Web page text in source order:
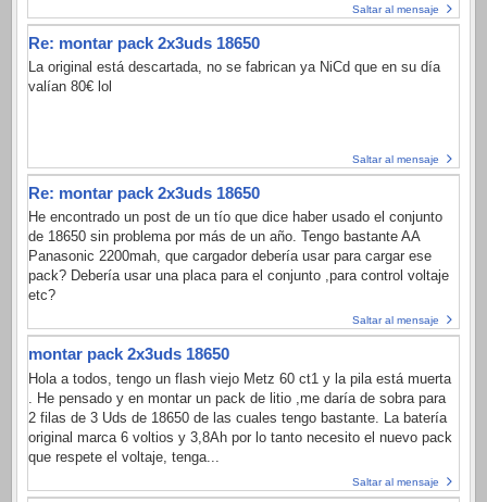
Saltar al mensaje
Re: montar pack 2x3uds 18650
La original está descartada, no se fabrican ya NiCd que en su día
valían 80€ lol
Saltar al mensaje
Re: montar pack 2x3uds 18650
He encontrado un post de un tío que dice haber usado el conjunto
de 18650 sin problema por más de un año. Tengo bastante AA
Panasonic 2200mah, que cargador debería usar para cargar ese
pack? Debería usar una placa para el conjunto ,para control voltaje
etc?
Saltar al mensaje
montar pack 2x3uds 18650
Hola a todos, tengo un flash viejo Metz 60 ct1 y la pila está muerta
. He pensado y en montar un pack de litio ,me daría de sobra para
2 filas de 3 Uds de 18650 de las cuales tengo bastante. La batería
original marca 6 voltios y 3,8Ah por lo tanto necesito el nuevo pack
que respete el voltaje, tenga...
Saltar al mensaje